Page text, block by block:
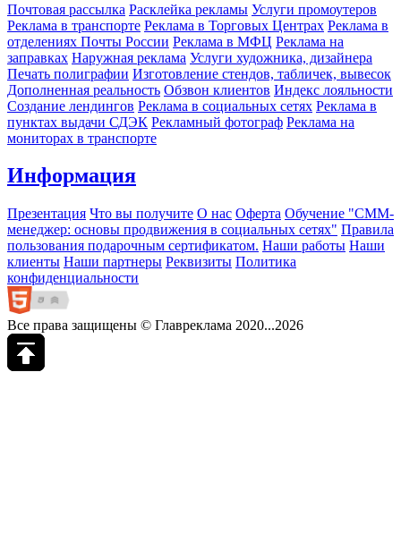
Почтовая рассылка Расклейка рекламы Услуги промоутеров
Реклама в транспорте Реклама в Торговых Центрах Реклама в
отделениях Почты России Реклама в МФЦ Реклама на
заправках Наружная реклама Услуги художника, дизайнера
Печать полиграфии Изготовление стендов, табличек, вывесок
Дополненная реальность Обзвон клиентов Индекс лояльности
Создание лендингов Реклама в социальных сетях Реклама в
пунктах выдачи СДЭК Рекламный фотограф Реклама на
мониторах в транспорте
Информация
Презентация Что вы получите О нас Оферта Обучение "СМM-
менеджер: основы продвижения в социальных сетях" Правила
пользования подарочным сертификатом. Наши работы Наши
клиенты Наши партнеры Реквизиты Политика
конфиденциальности
Все права защищены © Главреклама 2020...2026